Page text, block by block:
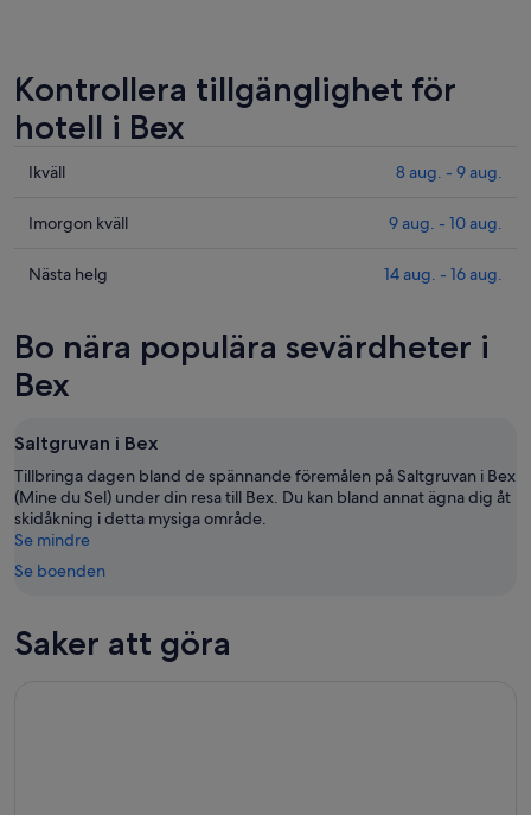
Kontrollera tillgänglighet för
hotell i Bex
Kolla
i
för
aug.
-
9
Ikväll 8 aug. - 9 aug.
Kolla
i
imorgon
natt,
9
-
10
aug.
Imorgon kväll 9 aug. - 10 aug.
Kolla
Bex
inför
nästa
14
aug.
-
16
aug.
Nästa helg 14 aug. - 16 aug.
Bo nära populära sevärdheter i
Bex
Saltgruvan i Bex
Tillbringa dagen bland de spännande föremålen på Saltgruvan i Bex
(Mine du Sel) under din resa till Bex. Du kan bland annat ägna dig åt
skidåkning i detta mysiga område.
Se mindre
Se boenden
Saker att göra